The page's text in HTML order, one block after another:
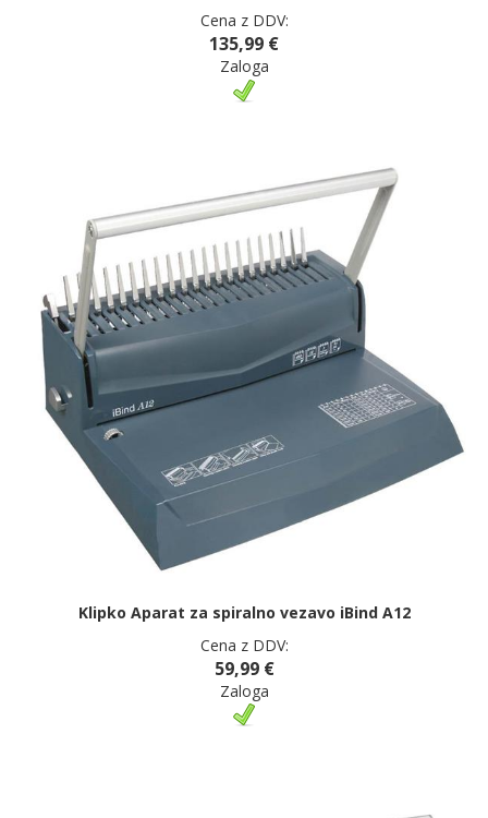
Cena z DDV:
135,99 €
Zaloga
Klipko Aparat za spiralno vezavo iBind A12
Cena z DDV:
59,99 €
Zaloga